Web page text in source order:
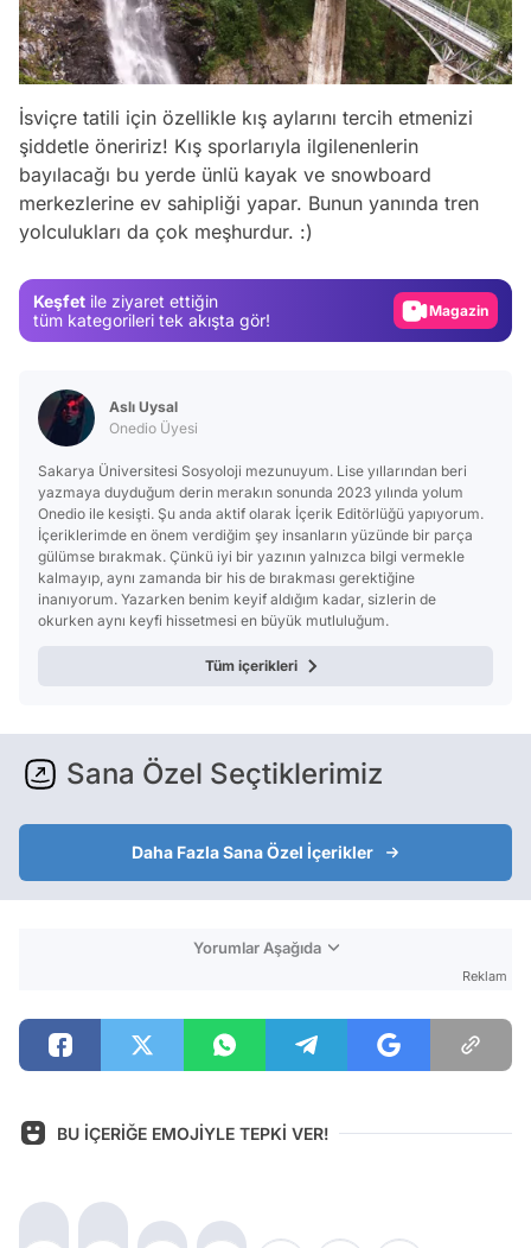
İsviçre tatili için özellikle kış aylarını tercih etmenizi
şiddetle öneririz! Kış sporlarıyla ilgilenenlerin
bayılacağı bu yerde ünlü kayak ve snowboard
merkezlerine ev sahipliği yapar. Bunun yanında tren
yolculukları da çok meşhurdur. :)
Keşfet ile ziyaret ettiğin
tüm kategorileri tek akışta gör!
Video
Aslı Uysal
Onedio Üyesi
Sakarya Üniversitesi Sosyoloji mezunuyum. Lise yıllarından beri
yazmaya duyduğum derin merakın sonunda 2023 yılında yolum
Onedio ile kesişti. Şu anda aktif olarak İçerik Editörlüğü yapıyorum.
İçeriklerimde en önem verdiğim şey insanların yüzünde bir parça
gülümse bırakmak. Çünkü iyi bir yazının yalnızca bilgi vermekle
kalmayıp, aynı zamanda bir his de bırakması gerektiğine
inanıyorum. Yazarken benim keyif aldığım kadar, sizlerin de
okurken aynı keyfi hissetmesi en büyük mutluluğum.
Tüm içerikleri
Sana Özel Seçtiklerimiz
Daha Fazla Sana Özel İçerikler
Yorumlar Aşağıda
Reklam
BU İÇERİĞE EMOJİYLE TEPKİ VER!